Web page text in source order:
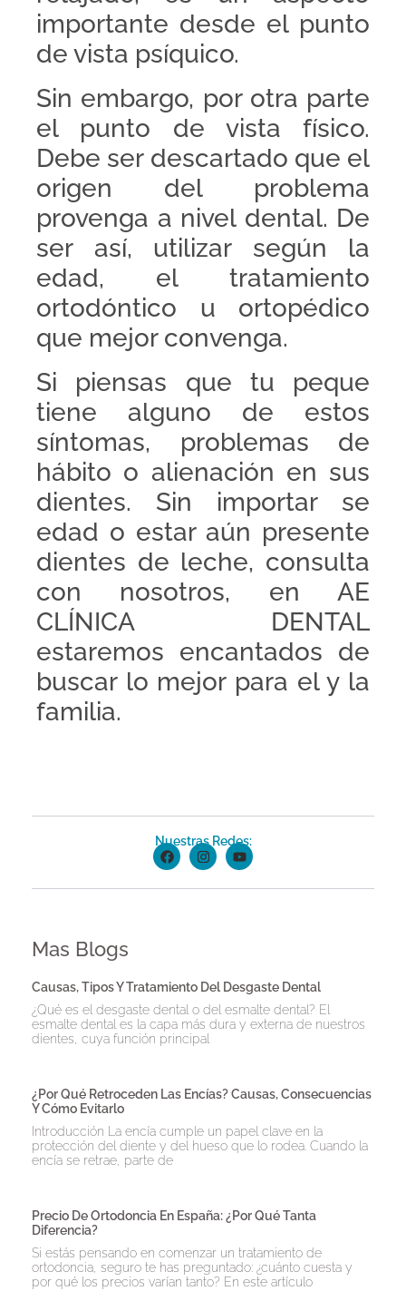
importante desde el punto
de vista psíquico.
Sin embargo, por otra parte
el punto de vista físico.
Debe ser descartado que el
origen del problema
provenga a nivel dental. De
ser así, utilizar según la
edad, el tratamiento
ortodóntico u ortopédico
que mejor convenga.
Si piensas que tu peque
tiene alguno de estos
síntomas, problemas de
hábito o alienación en sus
dientes. Sin importar se
edad o estar aún presente
dientes de leche, consulta
con nosotros, en AE
CLÍNICA DENTAL
estaremos encantados de
buscar lo mejor para el y la
familia.
Nuestras Redes:
Mas Blogs
Causas, Tipos Y Tratamiento Del Desgaste Dental
¿Qué es el desgaste dental o del esmalte dental? El
esmalte dental es la capa más dura y externa de nuestros
dientes, cuya función principal
¿Por Qué Retroceden Las Encías? Causas, Consecuencias
Y Cómo Evitarlo
Introducción La encía cumple un papel clave en la
protección del diente y del hueso que lo rodea. Cuando la
encía se retrae, parte de
Precio De Ortodoncia En España: ¿Por Qué Tanta
Diferencia?
Si estás pensando en comenzar un tratamiento de
ortodoncia, seguro te has preguntado: ¿cuánto cuesta y
por qué los precios varían tanto? En este artículo